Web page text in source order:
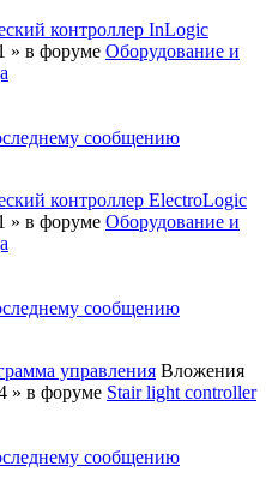
контроллер InLogic
» в форуме Оборудование и
сообщению
контроллер ElectroLogic
» в форуме Оборудование и
сообщению
управления Вложения
» в форуме Stair light controller
сообщению